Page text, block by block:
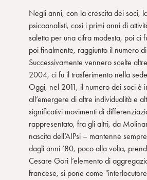
n
s
e
n
s
o
Negli anni, con la crescita dei soci,
psicoanalisti, così i primi anni di
saletta per una cifra modesta, poi ci
poi finalmente, raggiunto il numero
Successivamente vennero scelte
2004, ci fu il trasferimento nella
Oggi, nel 2011, il numero dei soci è
all’emergere di altre individualità e
significativi movimenti di
rappresentato, fra gli altri, da
nascita dell’AIPsi – mantenne
dagli anni ’80, poco alla volta,
Cesare Gori l’elemento di
francese, si pone come